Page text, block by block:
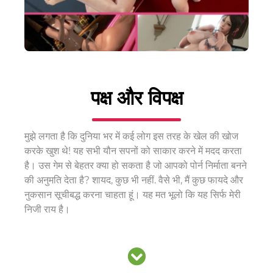
पक्ष और विपक्ष
मुझे लगता है कि दुनिया भर में कई लोग इस तरह के खेल की खोज
करके खुश थे! यह सभी यौन सपनों को साकार करने में मदद करता
है। उस गेम से बेहतर क्या हो सकता है जो आपको पोर्न निर्माता बनने
की अनुमति देता है? शायद, कुछ भी नहीं. वैसे भी, मैं कुछ फायदे और
नुकसान सूचीबद्ध करना चाहता हूं। यह मत भूलो कि यह सिर्फ मेरी
निजी राय है।